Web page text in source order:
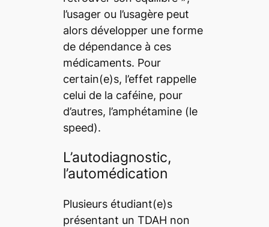
l’usager ou l’usagère peut
alors développer une forme
de dépendance à ces
médicaments. Pour
certain(e)s, l’effet rappelle
celui de la caféine, pour
d’autres, l’amphétamine (le
speed).
L’autodiagnostic,
l’automédication
Plusieurs étudiant(e)s
présentant un TDAH non